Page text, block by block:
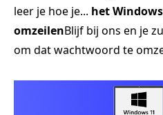
leer je hoe je... het
omzeilenBlijf bij ons en je
om dat wachtwoord te